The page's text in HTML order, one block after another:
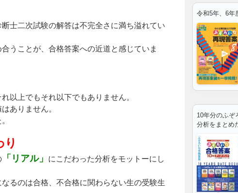
士二次試験の解答は不完全さに満ち溢れてい
うことが、合格答案への近道と感じていま
以上でもそれ以下でもありません。
ありません。
り
「リアル」
にこだわった分析をモットーにし
るのは合格、不合格に関わらない生の受験生
令和5年、6年
10年分のふぞ
分析をまとめ